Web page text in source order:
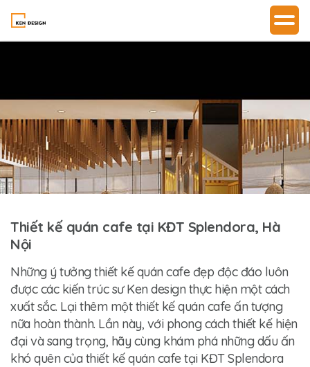
Thiết kế quán cafe tại KĐT Splendora, Hà
Nội
Những ý tưởng thiết kế quán cafe đẹp độc đáo luôn
được các kiến trúc sư Ken design thực hiện một cách
xuất sắc. Lại thêm một thiết kế quán cafe ấn tượng
nữa hoàn thành. Lần này, với phong cách thiết kế hiện
đại và sang trọng, hãy cùng khám phá những dấu ấn
khó quên của thiết kế quán cafe tại KĐT Splendora